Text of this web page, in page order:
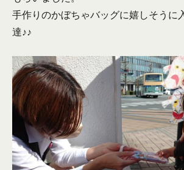
手作りのかぼちゃバッグに嬉しそうに
達♪♪